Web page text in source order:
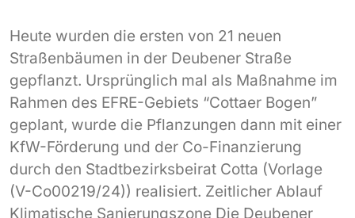
Heute wurden die ersten von 21 neuen
Straßenbäumen in der Deubener Straße
gepflanzt. Ursprünglich mal als Maßnahme im
Rahmen des EFRE-Gebiets “Cottaer Bogen”
geplant, wurde die Pflanzungen dann mit einer
KfW-Förderung und der Co-Finanzierung
durch den Stadtbezirksbeirat Cotta (Vorlage
(V-Co00219/24)) realisiert. Zeitlicher Ablauf
Klimatische Sanierungszone Die Deubener